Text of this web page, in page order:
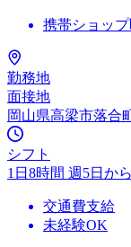
携帯ショップ
勤務地
面接地
岡山県高梁市落合
シフト
1日8時間 週5日か
交通費支給
未経験OK